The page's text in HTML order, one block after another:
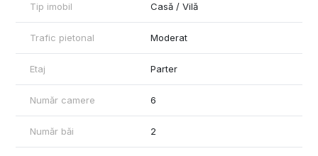
Pe lângă acestea, spațiul este luminat cu panouri cu lumini led
dar și cu toată puterea soarelui prin geamurile și ușile mari.
Spațiul este împărțit în 4 cabinete, o sala de tratament, o sală
mare de așteptare și recepție, vestiar si birou și două băi.
Acesta beneficiază de o baie cu duș pentru personal și una cu
3 compartimente (femei, bărbați și persoane cu dizabilități)
pentru clienți.
Tip imobil Casă / Vilă
Trafic pietonal Moderat
Etaj Parter
Număr camere 6
Număr băi 2